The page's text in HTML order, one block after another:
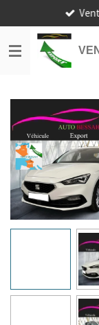
au
contenu
principal